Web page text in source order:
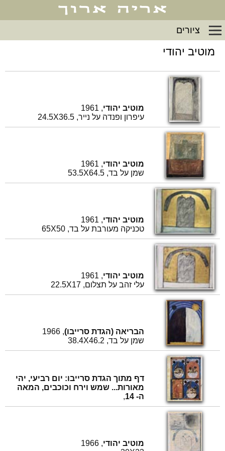
ציורים
מוטיב יהודי
מוטיב יהודי, 1961
עיפרון ופנדה על נייר, 24.5X36.5
מוטיב יהודי, 1961
שמן על בד, 53.5X64.5
מוטיב יהודי, 1961
טכניקה מעורבת על בד, 65X50
מוטיב יהודי, 1961
עלי זהב על תצלום, 22.5X17
הבריאה (הגדת סרייבו), 1966
שמן על בד, 38.4X46.2
דף מתוך הגדת סרייבו: יום רביעי, יהי
מאורות... שמש וירח וכוכבים, המאה
ה- 14
,
מוטיב יהודי, 1966